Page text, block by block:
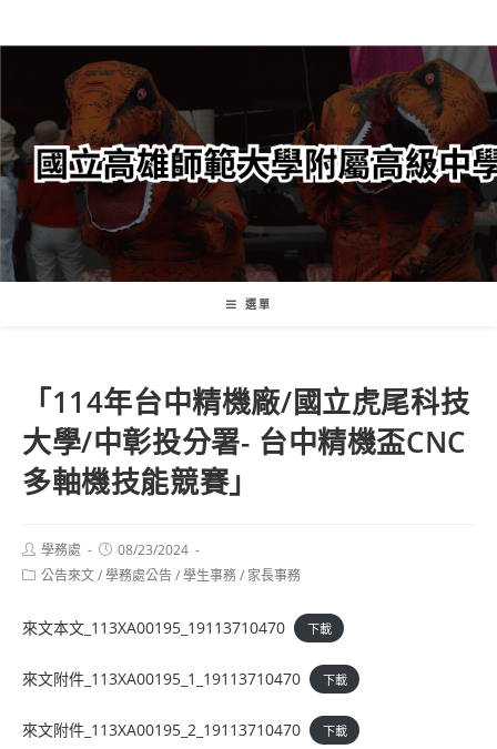
轉
要
內
容
選單
「114年台中精機廠/國立虎尾科技
大學/中彰投分署- 台中精機盃CNC
多軸機技能競賽」
Post
author:
學務處
Post
published:
08/23/2024
Post公告來文/學務處公告/學生事務/ 家長事務
來文本文_113XA00195_19113710470 下載
來文附件_113XA00195_1_19113710470 下載
來文附件_113XA00195_2_19113710470 下載